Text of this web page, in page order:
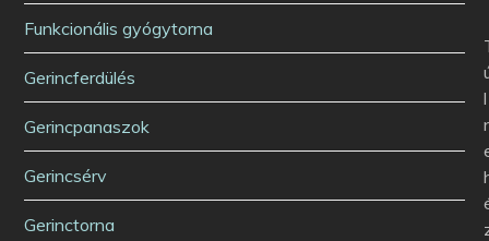
Funkcionális gyógytorna
Gerincferdülés
Gerincpanaszok
Gerincsérv
Gerinctorna
l